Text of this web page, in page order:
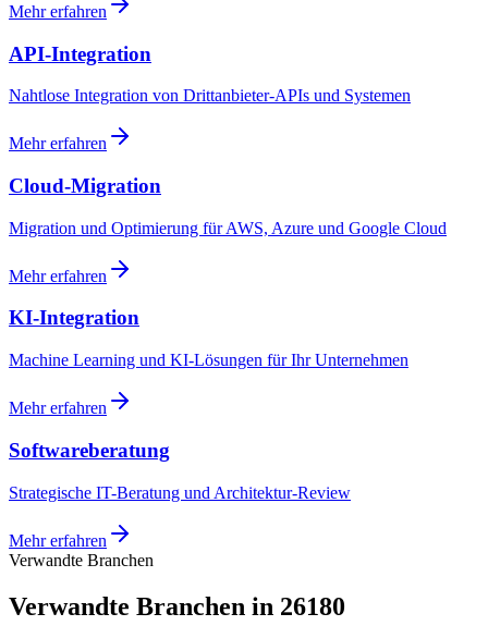
Mehr erfahren
API-Integration
Nahtlose Integration von Drittanbieter-APIs und Systemen
Mehr erfahren
Cloud-Migration
Migration und Optimierung für AWS, Azure und Google Cloud
Mehr erfahren
KI-Integration
Machine Learning und KI-Lösungen für Ihr Unternehmen
Mehr erfahren
Softwareberatung
Strategische IT-Beratung und Architektur-Review
Mehr erfahren
Verwandte Branchen
Verwandte Branchen in 26180